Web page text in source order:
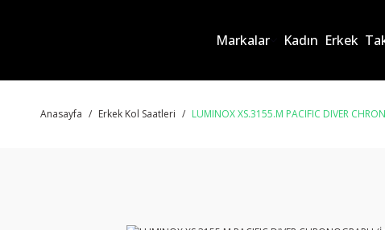
Markalar Kadın Erkek
Anasayfa Erkek Kol Saatleri LUMINOX XS.3155.M PACIFIC DIVER